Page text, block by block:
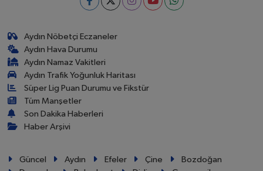
Aydın Nöbetçi Eczaneler
Aydın Hava Durumu
Aydın Namaz Vakitleri
Aydın Trafik Yoğunluk Haritası
Süper Lig Puan Durumu ve Fikstür
Tüm Manşetler
Son Dakika Haberleri
Haber Arşivi
Güncel Aydın Efeler Çine
Bozdoğan